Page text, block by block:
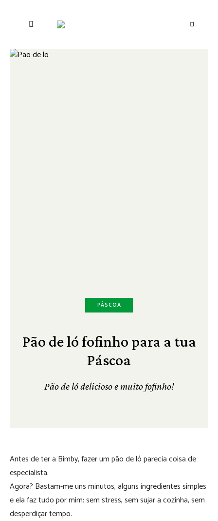
PÁSCOA
Pão de ló fofinho para a tua
Páscoa
Pão de ló delicioso e muito fofinho!
Antes de ter a Bimby, fazer um pão de ló parecia coisa de
especialista.
Agora? Bastam-me uns minutos, alguns ingredientes simples
e ela faz tudo por mim: sem stress, sem sujar a cozinha, sem
desperdiçar tempo.